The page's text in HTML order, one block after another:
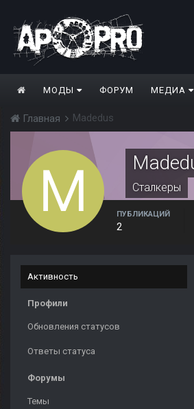
МОДЫ ФОРУМ МЕДИА
Главная Madedus
Сталкеры
ПУБЛИКАЦИЙ
2
Активность
Профили
Обновления статусов
Ответы статуса
Форумы
Темы